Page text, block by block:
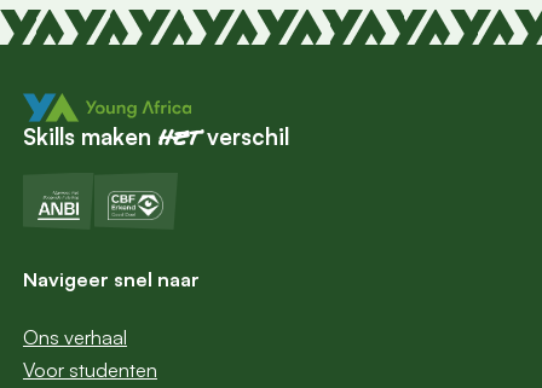
Skills maken hetverschil
Navigeer snel naar
Ons verhaal
Voor studenten